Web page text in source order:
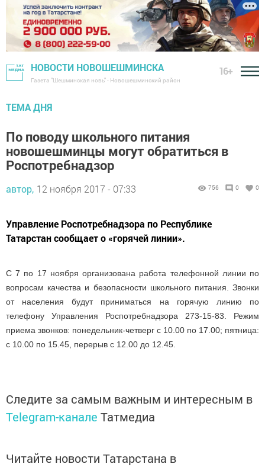
НОВОСТИ НОВОШЕШМИНСКА
Газета "Шешминская новь" - Новошешминский район
16+
ТЕМА ДНЯ
По поводу школьного питания
новошешминцы могут обратиться в
Роспотребнадзор
автор, 12 ноября 2017 - 07:33 756 0 0
Управление Роспотребнадзора по Республике
Татарстан сообщает о «горячей линии».
С 7 по 17 ноября организована работа телефонной линии по
вопросам качества и безопасности школьного питания. Звонки
от населения будут приниматься на горячую линию по
телефону Управления Роспотребнадзора 273-15-83. Режим
приема звонков: понедельник-четверг с 10.00 по 17.00; пятница:
с 10.00 по 15.45, перерыв с 12.00 до 12.45.
Следите за самым важным и интересным в
Telegram-канале Татмедиа
Читайте новости Татарстана в